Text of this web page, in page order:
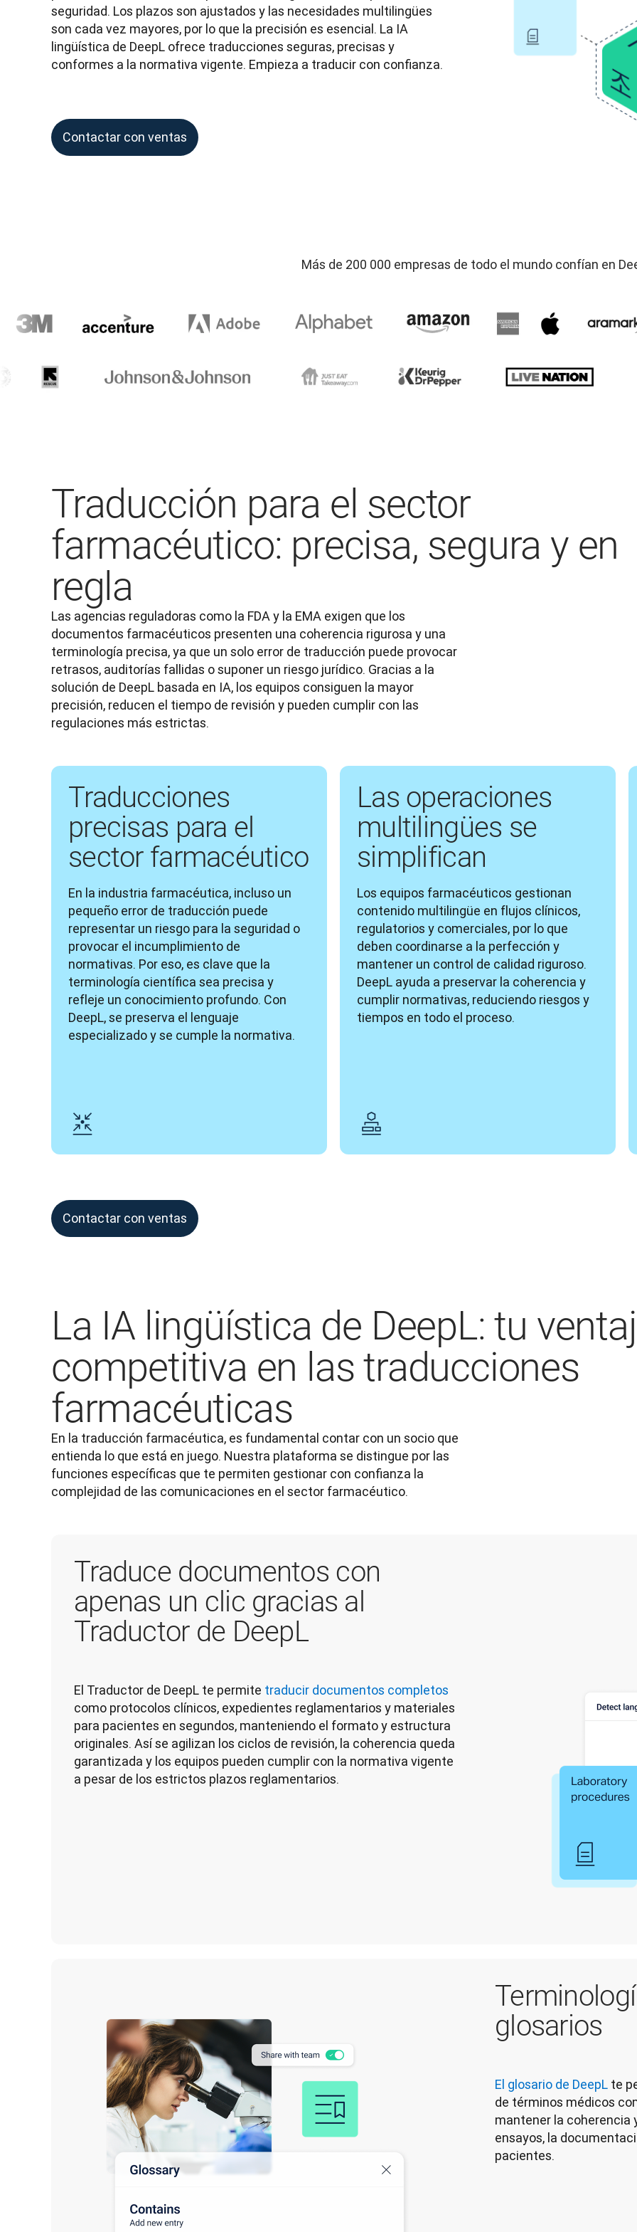
seguridad. Los plazos son ajustados y las necesidades multilingües
son cada vez mayores, por lo que la precisión es esencial. La IA
lingüística de DeepL ofrece traducciones seguras, precisas y
conformes a la normativa vigente. Empieza a traducir con confianza.
Contactar con ventas
Más de 200 000 empresas de todo el mundo confían en
Traducción para el sector
farmacéutico: precisa, segura y en
regla
Las agencias reguladoras como la FDA y la EMA exigen que los
documentos farmacéuticos presenten una coherencia rigurosa y una
terminología precisa, ya que un solo error de traducción puede provocar
retrasos, auditorías fallidas o suponer un riesgo jurídico. Gracias a la
solución de DeepL basada en IA, los equipos consiguen la mayor
precisión, reducen el tiempo de revisión y pueden cumplir con las
regulaciones más estrictas.
Traducciones
precisas para el
sector farmacéutico
En la industria farmacéutica, incluso un
pequeño error de traducción puede
representar un riesgo para la seguridad o
provocar el incumplimiento de
normativas. Por eso, es clave que la
terminología científica sea precisa y
refleje un conocimiento profundo. Con
DeepL, se preserva el lenguaje
especializado y se cumple la normativa.
Las operaciones
multilingües se
simplifican
Los equipos farmacéuticos gestionan
contenido multilingüe en flujos clínicos,
regulatorios y comerciales, por lo que
deben coordinarse a la perfección y
mantener un control de calidad riguroso.
DeepL ayuda a preservar la coherencia y
cumplir normativas, reduciendo riesgos y
tiempos en todo el proceso.
Contactar con ventas
La IA lingüística de DeepL: tu
competitiva en las traducciones
farmacéuticas
En la traducción farmacéutica, es fundamental contar con un socio que
entienda lo que está en juego. Nuestra plataforma se distingue por las
funciones específicas que te permiten gestionar con confianza la
complejidad de las comunicaciones en el sector farmacéutico.
Traduce documentos con
apenas un clic gracias al
Traductor de DeepL
El Traductor de DeepL te permite traducir documentos completos
como protocolos clínicos, expedientes reglamentarios y materiales
para pacientes en segundos, manteniendo el formato y estructura
originales. Así se agilizan los ciclos de revisión, la coherencia queda
garantizada y los equipos pueden cumplir con la normativa vigente
a pesar de los estrictos plazos reglamentarios.
glosarios
El glosario de DeepL te
de términos médicos
mantener la coherencia
ensayos, la
pacientes.